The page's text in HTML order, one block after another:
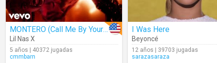
MONTERO (Call Me By Your Name)
Lil Nas X
5 años | 40372 jugadas
cmmbarn
I Was Here
Beyoncé
12 años | 39703 jugadas
sarazasaraza